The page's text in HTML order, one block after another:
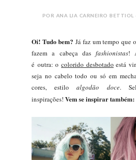
POR ANA LIA CARNEIRO
Oi! Tudo bem? Já faz um tempo que
fazem a cabeça dasfashionistas!
é outra: ocolorido desbotado está
seja no cabelo todo ou só em
cores, estiloalgodão doce.
inspirações! Vem se inspirar também: